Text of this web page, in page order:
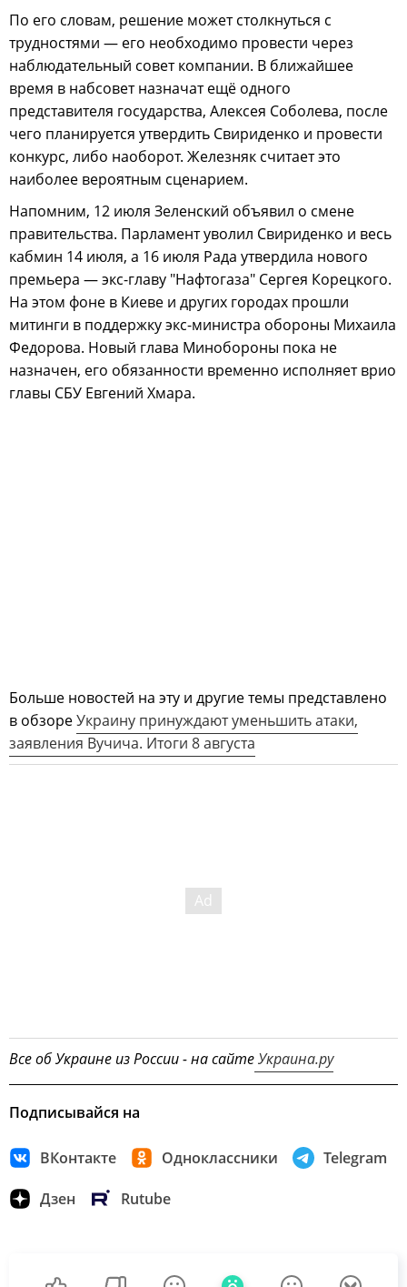
По его словам, решение может столкнуться с
трудностями — его необходимо провести через
наблюдательный совет компании. В ближайшее
время в набсовет назначат ещё одного
представителя государства, Алексея Соболева, после
чего планируется утвердить Свириденко и провести
конкурс, либо наоборот. Железняк считает это
наиболее вероятным сценарием.
Напомним, 12 июля Зеленский объявил о смене
правительства. Парламент уволил Свириденко и весь
кабмин 14 июля, а 16 июля Рада утвердила нового
премьера — экс-главу "Нафтогаза" Сергея Корецкого.
На этом фоне в Киеве и других городах прошли
митинги в поддержку экс-министра обороны Михаила
Федорова. Новый глава Минобороны пока не
назначен, его обязанности временно исполняет врио
главы СБУ Евгений Хмара.
Больше новостей на эту и другие темы представлено
в обзореУкраину принуждают уменьшить атаки,
заявления Вучича. Итоги 8 августа
Все об Украине из России - на сайтеУкраина.ру
Подписывайся на
ВКонтакте Одноклассники Telegram
Дзен Rutube